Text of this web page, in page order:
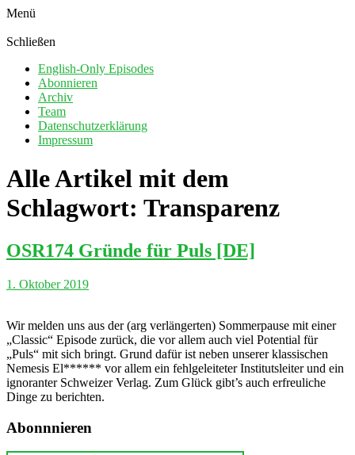
Menü
Schließen
English-Only Episodes
Abonnieren
Archiv
Team
Datenschutzerklärung
Impressum
Alle Artikel mit dem
Schlagwort: Transparenz
OSR174 Gründe für Puls [DE]
1. Oktober 2019
Wir melden uns aus der (arg verlängerten) Sommerpause mit einer
„Classic“ Episode zurück, die vor allem auch viel Potential für
„Puls“ mit sich bringt. Grund dafür ist neben unserer klassischen
Nemesis El****** vor allem ein fehlgeleiteter Institutsleiter und ein
ignoranter Schweizer Verlag. Zum Glück gibt’s auch erfreuliche
Dinge zu berichten.
Abonnnieren